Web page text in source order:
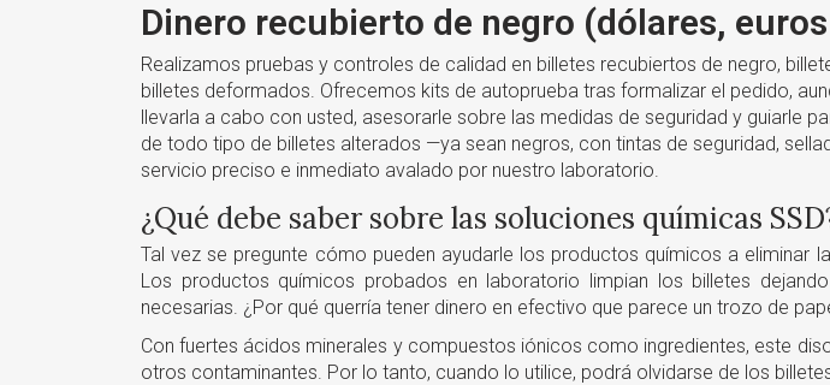
Dinero recubierto de negro (dólares,
Realizamos pruebas y controles de calidad en billetes recubiertos de negro,
billetes deformados. Ofrecemos kits de autoprueba tras formalizar el pedido,
llevarla a cabo con usted, asesorarle sobre las medidas de seguridad y guiarle
de todo tipo de billetes alterados —ya sean negros, con tintas de seguridad,
servicio preciso e inmediato avalado por nuestro laboratorio.
¿Qué debe saber sobre las soluciones químicas
Tal vez se pregunte cómo pueden ayudarle los productos químicos a eliminar
Los productos químicos probados en laboratorio limpian los billetes
necesarias. ¿Por qué querría tener dinero en efectivo que parece un trozo de
Con fuertes ácidos minerales y compuestos iónicos como ingredientes, este
otros contaminantes. Por lo tanto, cuando lo utilice, podrá olvidarse de los